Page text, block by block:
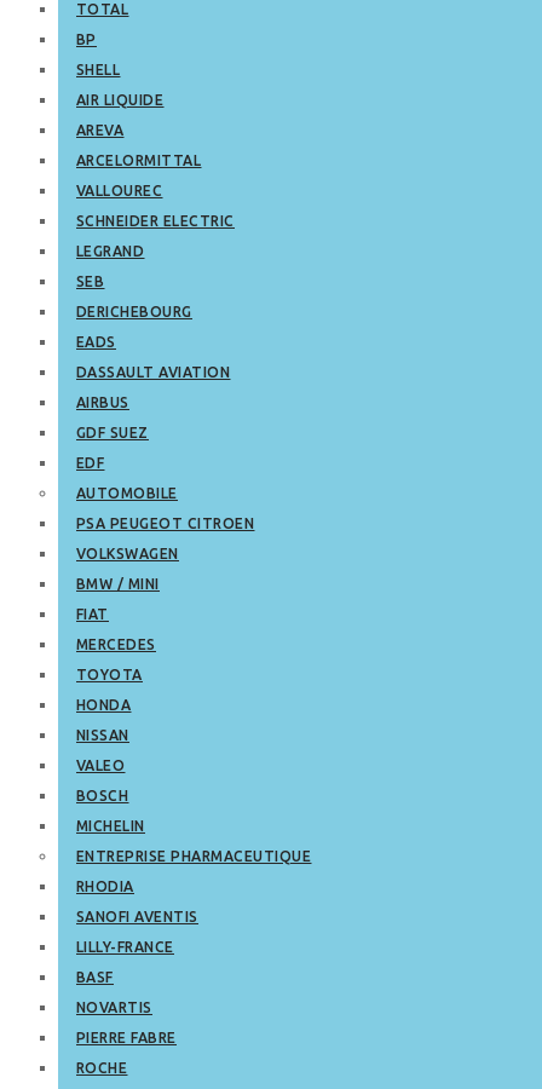
TOTAL
BP
SHELL
AIR LIQUIDE
AREVA
ARCELORMITTAL
VALLOUREC
SCHNEIDER ELECTRIC
LEGRAND
SEB
DERICHEBOURG
EADS
DASSAULT AVIATION
AIRBUS
GDF SUEZ
EDF
AUTOMOBILE
PSA PEUGEOT CITROEN
VOLKSWAGEN
BMW / MINI
FIAT
MERCEDES
TOYOTA
HONDA
NISSAN
VALEO
BOSCH
MICHELIN
ENTREPRISE PHARMACEUTIQUE
RHODIA
SANOFI AVENTIS
LILLY-FRANCE
BASF
NOVARTIS
PIERRE FABRE
ROCHE